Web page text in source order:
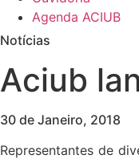
Agenda ACIUB
Notícias
Aciub
30 de Janeiro, 2018
Representantes de